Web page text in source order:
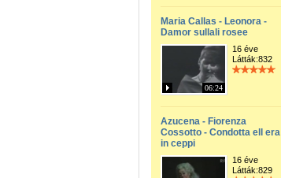
Maria Callas - Leonora -
Damor sullali rosee
06:24
16 éve
Látták:832
Azucena - Fiorenza
Cossotto - Condotta ell era
in ceppi
16 éve
Látták:829